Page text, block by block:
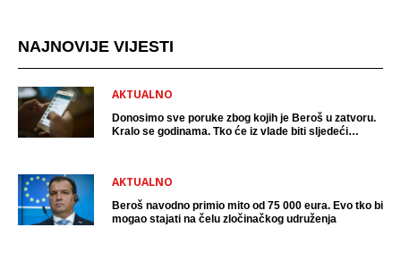
NAJNOVIJE VIJESTI
AKTUALNO
Donosimo sve poruke zbog kojih je Beroš u zatvoru.
Kralo se godinama. Tko će iz vlade biti sljedeći
AKTUALNO
Beroš navodno primio mito od 75 000 eura. Evo tko bi
mogao stajati na čelu zločinačkog udruženja